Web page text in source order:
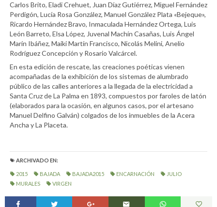
Carlos Brito, Eladi Crehuet, Juan Díaz Gutiérrez, Miguel Fernández
Perdigón, Lucía Rosa González, Manuel González Plata «Bejeque»,
Ricardo Hernández Bravo, Inmaculada Hernández Ortega, Luis
León Barreto, Elsa López, Juvenal Machín Casañas, Luis Ángel
Marín Ibáñez, Maiki Martín Francisco, Nicolás Melini, Anelio
Rodríguez Concepción y Rosario Valcárcel.
En esta edición de rescate, las creaciones poéticas vienen
acompañadas de la exhibición de los sistemas de alumbrado
público de las calles anteriores a la llegada de la electricidad a
Santa Cruz de La Palma en 1893, compuestos por faroles de latón
(elaborados para la ocasión, en algunos casos, por el artesano
Manuel Delfino Galván) colgados de los inmuebles de la Acera
Ancha y La Placeta.
ARCHIVADO EN:
2015 BAJADA BAJADA2015 ENCARNACIÓN
JULIO
MURALES
VIRGEN